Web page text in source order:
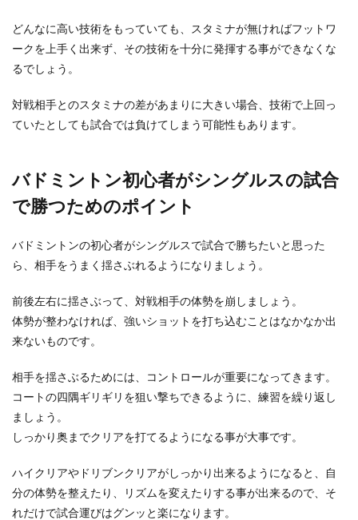
走ると吐き気がしてくるのはどんなことが原因な
のでしょうか？気をつけていても、吐き気がある
ときにはこん...
ハンドボールのコツが知りたい！ ディ
ハンドボールの競技人口は野球やサッカーに比べ
た迫力や面白...
どんなに高い技術をもっていても、スタミナが無ければフットワ
ークを上手く出来ず、その技術を十分に発揮する事ができなくな
るでしょう。
対戦相手とのスタミナの差があまりに大きい場合、技術で上回っ
ていたとしても試合では負けてしまう可能性もあります。
バドミントン初心者がシングルスの試合
で勝つためのポイント
バドミントンの初心者がシングルスで試合で勝ちたいと思った
ら、相手をうまく揺さぶれるようになりましょう。
前後左右に揺さぶって、対戦相手の体勢を崩しましょう。
体勢が整わなければ、強いショットを打ち込むことはなかなか出
来ないものです。
相手を揺さぶるためには、コントロールが重要になってきます。
コートの四隅ギリギリを狙い撃ちできるように、練習を繰り返し
ましょう。
しっかり奥までクリアを打てるようになる事が大事です。
ハイクリアやドリブンクリアがしっかり出来るようになると、自
分の体勢を整えたり、リズムを変えたりする事が出来るので、そ
れだけで試合運びはグンッと楽になります。